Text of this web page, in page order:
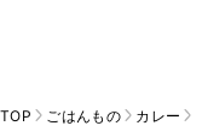
TOP ごはんもの カレー